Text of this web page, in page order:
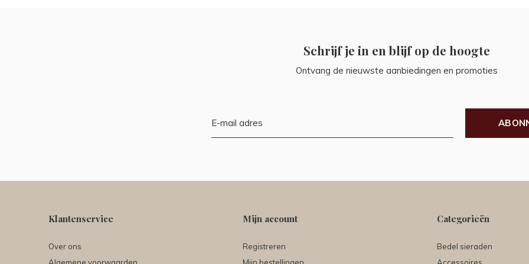
Schrijf je in en blijf op de hoogte
Ontvang de nieuwste aanbiedingen en promoties
Klantenservice
Over ons
Mijn account
Registreren
Categorieën
Bedel sieraden